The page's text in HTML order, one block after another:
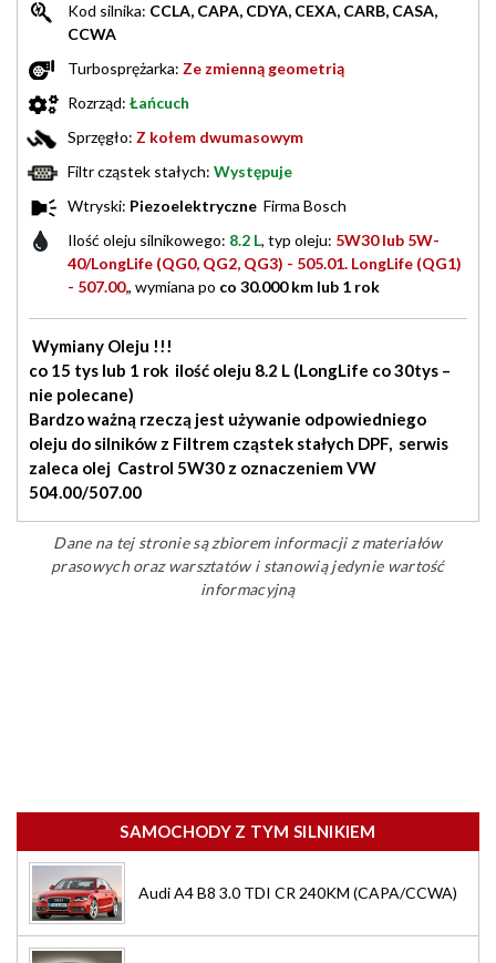
Kod silnika: CCLA, CAPA, CDYA, CEXA, CARB, CASA,
CCWA
Turbosprężarka: Ze zmienną geometrią
Rozrząd: Łańcuch
Sprzęgło: Z kołem dwumasowym
Filtr cząstek stałych: Występuje
Wtryski: Piezoelektryczne Firma Bosch
Ilość oleju silnikowego: 8.2 L, typ oleju: 5W30 lub 5W-
40/LongLife (QG0, QG2, QG3) - 505.01. LongLife (QG1)
- 507.00,, wymiana po co 30.000 km lub 1 rok
Wymiany Oleju !!!
co 15 tys lub 1 rok ilość oleju 8.2 L (LongLife co 30tys –
nie polecane)
Bardzo ważną rzeczą jest używanie odpowiedniego
oleju do silników z Filtrem cząstek stałych DPF, serwis
zaleca olej Castrol 5W30 z oznaczeniem VW
504.00/507.00
Dane na tej stronie są zbiorem informacji z materiałów
prasowych oraz warsztatów i stanowią jedynie wartość
informacyjną
SAMOCHODY Z TYM SILNIKIEM
Audi A4 B8 3.0 TDI CR 240KM (CAPA/CCWA)